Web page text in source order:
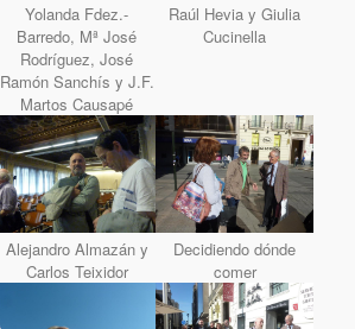
Yolanda Fdez.-
Barredo, Mª José
Rodríguez, José
Ramón Sanchís y J.F.
Martos Causapé
Raúl Hevia y Giulia
Cucinella
Alejandro Almazán y
Carlos Teixidor
Decidiendo dónde
comer